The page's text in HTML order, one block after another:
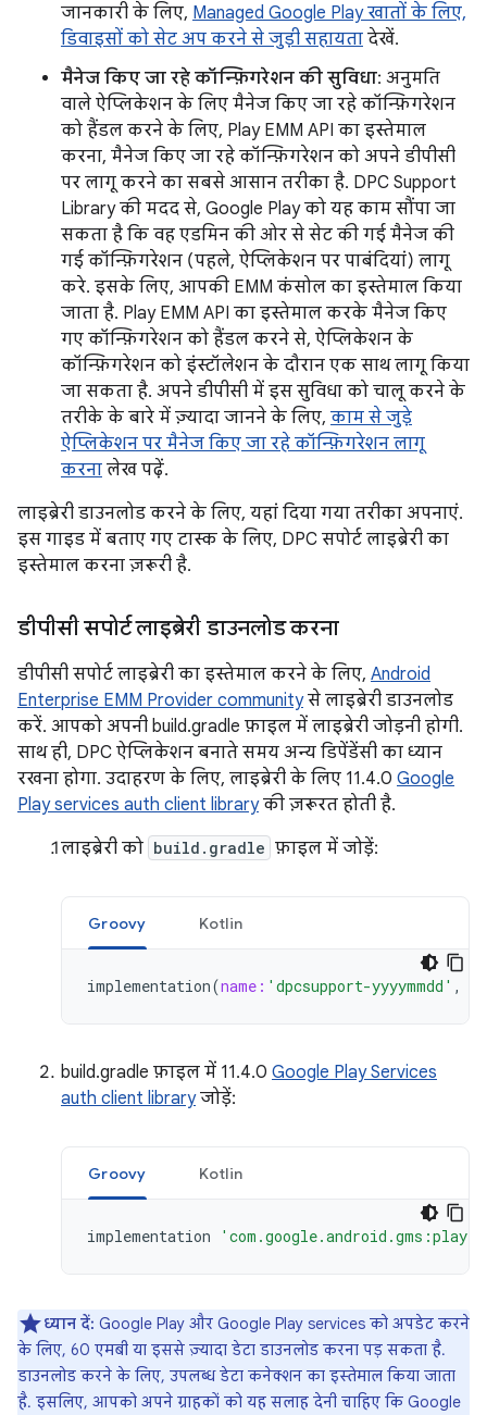
जानकारी के लिए, Managed Google Play खातों के लिए,
डिवाइसों को सेट अप करने से जुड़ी सहायता देखें.
मैनेज किए जा रहे कॉन्फ़िगरेशन की सुविधा: अनुमति
वाले ऐप्लिकेशन के लिए मैनेज किए जा रहे कॉन्फ़िगरेशन
को हैंडल करने के लिए, Play EMM API का इस्तेमाल
करना, मैनेज किए जा रहे कॉन्फ़िगरेशन को अपने डीपीसी
पर लागू करने का सबसे आसान तरीका है. DPC Support
Library की मदद से, Google Play को यह काम सौंपा जा
सकता है कि वह एडमिन की ओर से सेट की गई मैनेज की
गई कॉन्फ़िगरेशन (पहले, ऐप्लिकेशन पर पाबंदियां) लागू
करे. इसके लिए, आपकी EMM कंसोल का इस्तेमाल किया
जाता है. Play EMM API का इस्तेमाल करके मैनेज किए
गए कॉन्फ़िगरेशन को हैंडल करने से, ऐप्लिकेशन के
कॉन्फ़िगरेशन को इंस्टॉलेशन के दौरान एक साथ लागू किया
जा सकता है. अपने डीपीसी में इस सुविधा को चालू करने के
तरीके के बारे में ज़्यादा जानने के लिए, काम से जुड़े
ऐप्लिकेशन पर मैनेज किए जा रहे कॉन्फ़िगरेशन लागू
करना लेख पढ़ें.
लाइब्रेरी डाउनलोड करने के लिए, यहां दिया गया तरीका अपनाएं.
इस गाइड में बताए गए टास्क के लिए, DPC सपोर्ट लाइब्रेरी का
इस्तेमाल करना ज़रूरी है.
डीपीसी सपोर्ट लाइब्रेरी डाउनलोड करना
डीपीसी सपोर्ट लाइब्रेरी का इस्तेमाल करने के लिए, Android
Enterprise EMM Provider communityसे लाइब्रेरी डाउनलोड
करें. आपको अपनी build.gradle फ़ाइल में लाइब्रेरी जोड़नी होगी.
साथ ही, DPC ऐप्लिकेशन बनाते समय अन्य डिपेंडेंसी का ध्यान
रखना होगा. उदाहरण के लिए, लाइब्रेरी के लिए 11.4.0 Google
Play services auth client libraryकी ज़रूरत होती है.
लाइब्रेरी को build.gradle फ़ाइल में जोड़ें:
Groovy Kotlin
implementation(name: 'dpcsupport-yyyymmdd' ,
build.gradle फ़ाइल में 11.4.0 Google Play Services
auth client libraryजोड़ें:
Groovy Kotlin
implementation
ध्यान दें: Google Play और Google Play services को अपडेट करने
के लिए, 60 एमबी या इससे ज़्यादा डेटा डाउनलोड करना पड़ सकता है.
डाउनलोड करने के लिए, उपलब्ध डेटा कनेक्शन का इस्तेमाल किया जाता
है. इसलिए, आपको अपने ग्राहकों को यह सलाह देनी चाहिए कि Google